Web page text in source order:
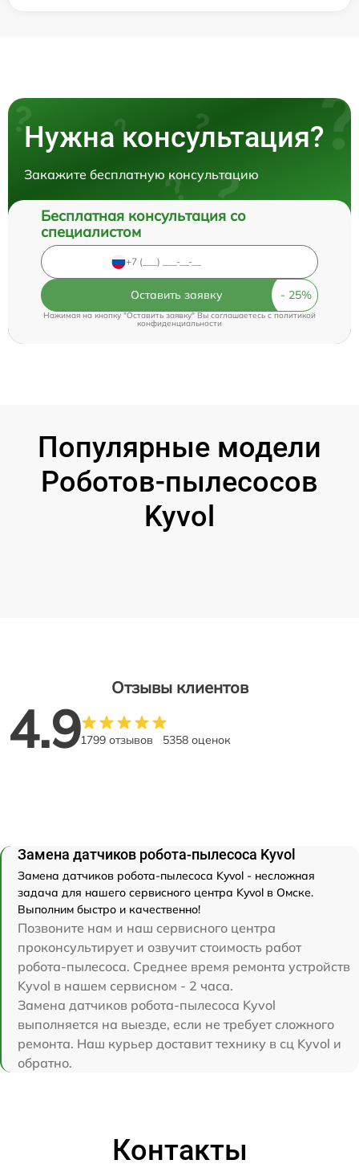
Нужна консультация?
Закажите бесплатную консультацию
Бесплатная консультация со
специалистом
Оставить заявку
Нажимая на кнопку "Оставить заявку" Вы соглашаетесь cполитикой
конфиденциальности
Популярные модели
Роботов-пылесосов
Kyvol
Отзывы клиентов
4.91799 отзывов 5358 оценок
Замена датчиков робота-пылесоса Kyvol
Замена датчиков робота-пылесоса Kyvol - несложная
задача для нашего сервисного центра Kyvol в Омске.
Выполним быстро и качественно!
Позвоните нам и наш сервисного центра
проконсультирует и озвучит стоимость работ
робота-пылесоса. Среднее время ремонта устройств
Kyvol в нашем сервисном - 2 часа.
Замена датчиков робота-пылесоса Kyvol
выполняется на выезде, если не требует сложного
ремонта. Наш курьер доставит технику в сц Kyvol и
обратно.
Контакты